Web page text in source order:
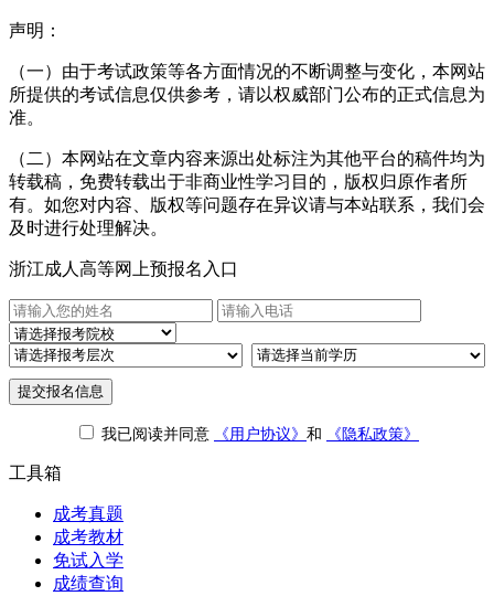
声明：
（一）由于考试政策等各方面情况的不断调整与变化，本网站
所提供的考试信息仅供参考，请以权威部门公布的正式信息为
准。
（二）本网站在文章内容来源出处标注为其他平台的稿件均为
转载稿，免费转载出于非商业性学习目的，版权归原作者所
有。如您对内容、版权等问题存在异议请与本站联系，我们会
及时进行处理解决。
浙江成人高等网上预报名入口
提交报名信息
我已阅读并同意 《用户协议》 和 《隐私政策》
工具箱
成考真题
成考教材
免试入学
成绩查询